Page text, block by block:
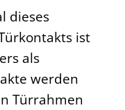
dieses
ist
als
werden
Türrahmen